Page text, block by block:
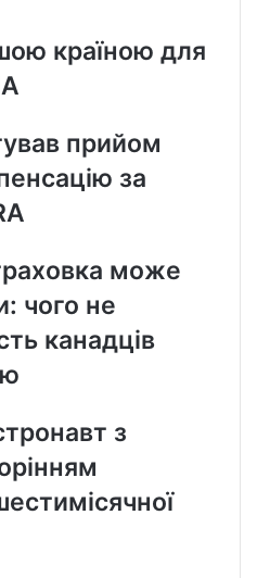
країною для
прийом
за
може
чого не
канадців
з